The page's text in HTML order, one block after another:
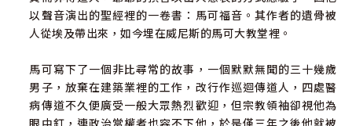
以聲音演出的聖經裡的一卷書：馬可福音。其作者的遺骨被
人從埃及帶出來，如今埋在威尼斯的馬可大教堂裡。
馬可寫下了一個非比尋常的故事，一個默默無聞的三十幾歲
男子，放棄在建築業裡的工作，改行作巡迴傳道人，四處醫
病傳道不久便廣受一般大眾熱烈歡迎，但宗教領袖卻視他為